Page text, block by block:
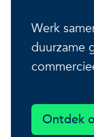
Werk
duurzame
Ontdek